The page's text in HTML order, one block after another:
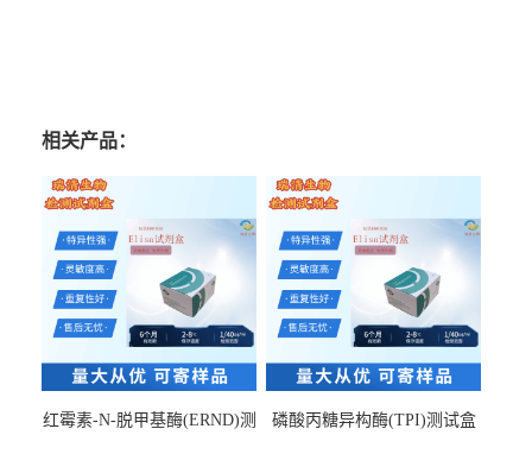
相关产品：
红霉素-N-脱甲基酶(ERND)测
磷酸丙糖异构酶(TPI)测试盒